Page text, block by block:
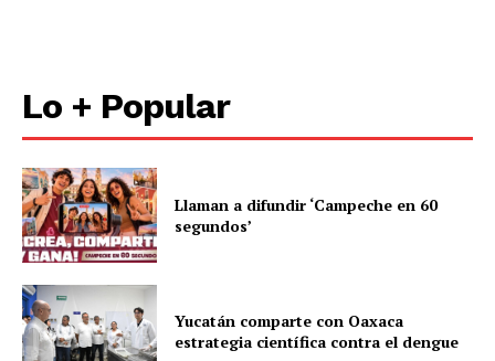
Lo + Popular
Llaman a difundir ‘Campeche en 60
segundos’
Yucatán comparte con Oaxaca
estrategia científica contra el dengue